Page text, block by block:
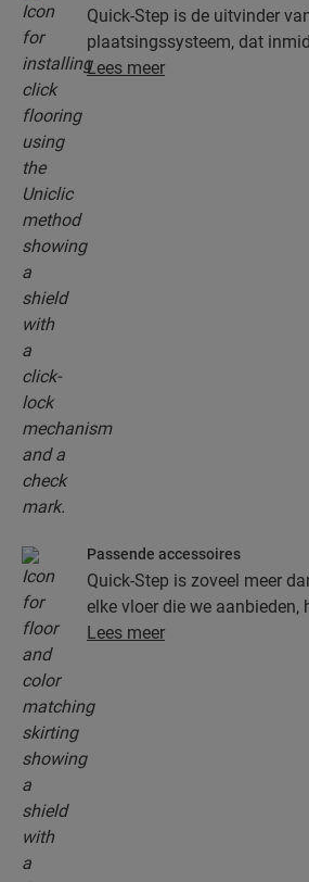
Quick-Step is de uitvinder
plaatsingssysteem, dat
onder de kliksystemen is.
Lees meer
Passende accessoires
Quick-Step is zoveel meer
elke vloer die we aanbieden,
collectie accessoires,
Lees meer